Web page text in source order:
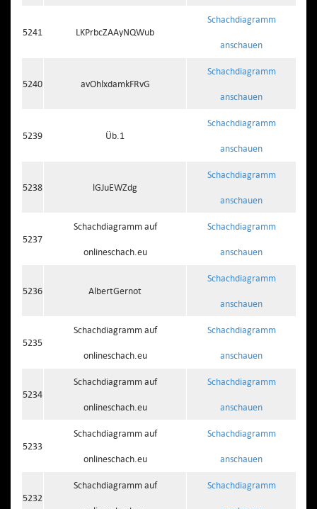
5241 LKPrbcZAAyNQWub
Schachdiagramm
anschauen
5240 avOhlxdamkFRvG
Schachdiagramm
anschauen
5239 Üb.1
Schachdiagramm
anschauen
5238 lGJuEWZdg
Schachdiagramm
anschauen
5237
Schachdiagramm auf
onlineschach.eu
Schachdiagramm
anschauen
5236 AlbertGernot
Schachdiagramm
anschauen
5235
Schachdiagramm auf
onlineschach.eu
Schachdiagramm
anschauen
5234
Schachdiagramm auf
onlineschach.eu
Schachdiagramm
anschauen
5233
Schachdiagramm auf
onlineschach.eu
Schachdiagramm
anschauen
5232
Schachdiagramm auf Schachdiagramm